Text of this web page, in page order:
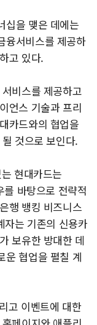
십을 맺은 데에는
융서비스를 제공하
고 있다.
비스를 제공하고
언스 기술과 프리
카드와의 협업을
것으로 보인다.
현대카드는
바탕으로 전략적
행 뱅킹 비즈니스
자는 기존의 신용카
보유한 방대한 데
운 협업을 펼칠 계
고 이벤트에 대한